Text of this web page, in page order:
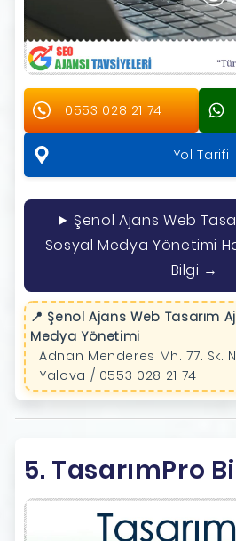
0553 028 21 74
Yol Tarifi
Şenol Ajans Web
Sosyal Medya Yönetimi
Bilgi →
📍 Şenol Ajans Web Tasarım
Medya Yönetimi
Adnan Menderes Mh. 77. Sk.
Yalova / 0553 028 21 74
5. TasarımPro